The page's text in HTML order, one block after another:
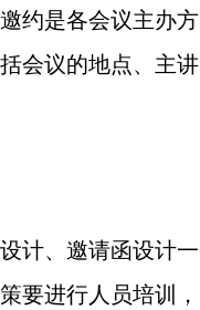
约是各会议主办方
会议的地点、主讲
计、邀请函设计一
要进行人员培训，